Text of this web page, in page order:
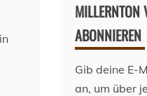
ABONNIEREN
Gib deine E-
an, um über